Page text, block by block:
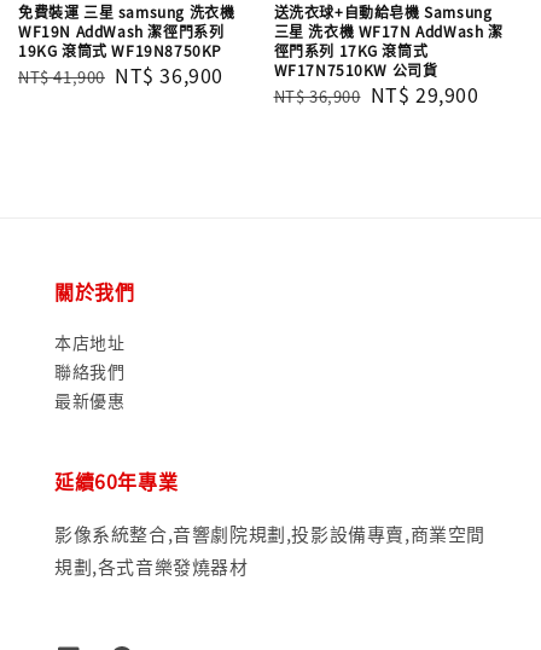
免費裝運 三星 samsung 洗衣機
WF19N AddWash 潔徑門系列
19KG 滾筒式 WF19N8750KP
Regular
NT$ 41,900 Sale
NT$ 36,900
送洗衣球+自動給皂機 Samsung
三星 洗衣機 WF17N AddWash 潔
徑門系列 17KG 滾筒式
WF17N7510KW 公司貨
Regular
NT$ 36,900 Sale
NT$ 29,900
關於我們
本店地址
聯絡我們
最新優惠
延續60年專業
影像系統整合,音響劇院規劃,投影設備專賣,商業空間
規劃,各式音樂發燒器材